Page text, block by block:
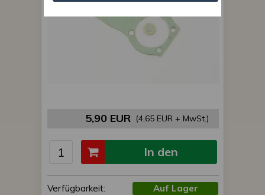
5,90 EUR (4,65 EUR + MwSt.)
Verfügbarkeit:
Auf Lager
In den
Einkaufswagen